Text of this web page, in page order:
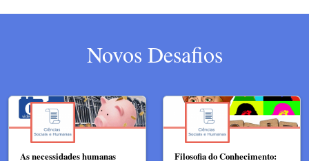
Novos Desafios
As necessidades humanas
Filosofia do Conhecimento: